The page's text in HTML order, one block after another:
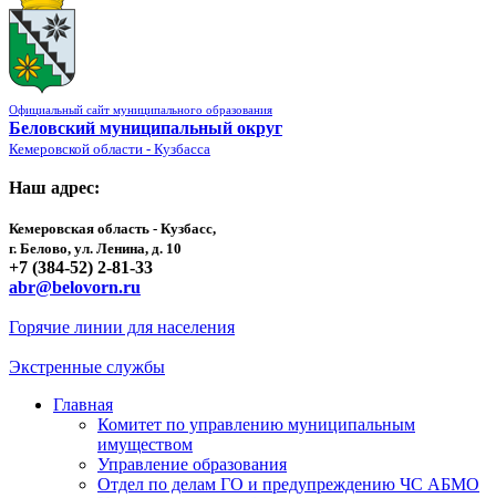
Официальный сайт муниципального образования
Беловский муниципальный округ
Кемеровской области - Кузбасса
Наш адрес:
Кемеровская область - Кузбасс,
г. Белово, ул. Ленина, д. 10
+7 (384-52) 2-81-33
abr@belovorn.ru
Горячие линии для населения
Экстренные службы
Главная
Комитет по управлению муниципальным
имуществом
Управление образования
Отдел по делам ГО и предупреждению ЧС АБМО